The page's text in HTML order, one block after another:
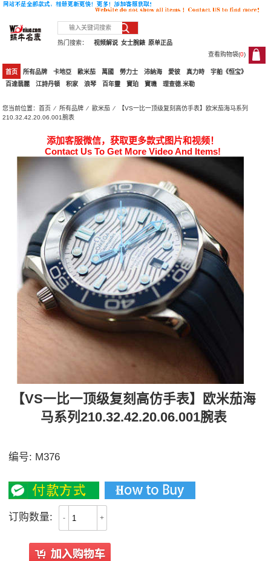
热门搜索： 原单正品
女士腕錶
视频解说
查看购物袋(0)
0
首页 所有品牌 卡地亞 歐米茄 萬國 勞力士 沛納海 愛彼 真力時
宇舶《恒宝》
百達翡麗
江詩丹頓 积家 浪琴 百年靈 寶珀 寶璣 理查德.米勒
您当前位置：首页 ⁄所有品牌 ⁄ 歐米茄 ⁄ 【VS一比一顶级复刻高仿手表】欧米茄海马系列
210.32.42.20.06.001腕表
添加客服微信，获取更多款式图片和视频！
Contact Us To Get More Video And Items!
【VS一比一顶级复刻高仿手表】欧米茄海
马系列210.32.42.20.06.001腕表
编号: M376
订购数量: - +